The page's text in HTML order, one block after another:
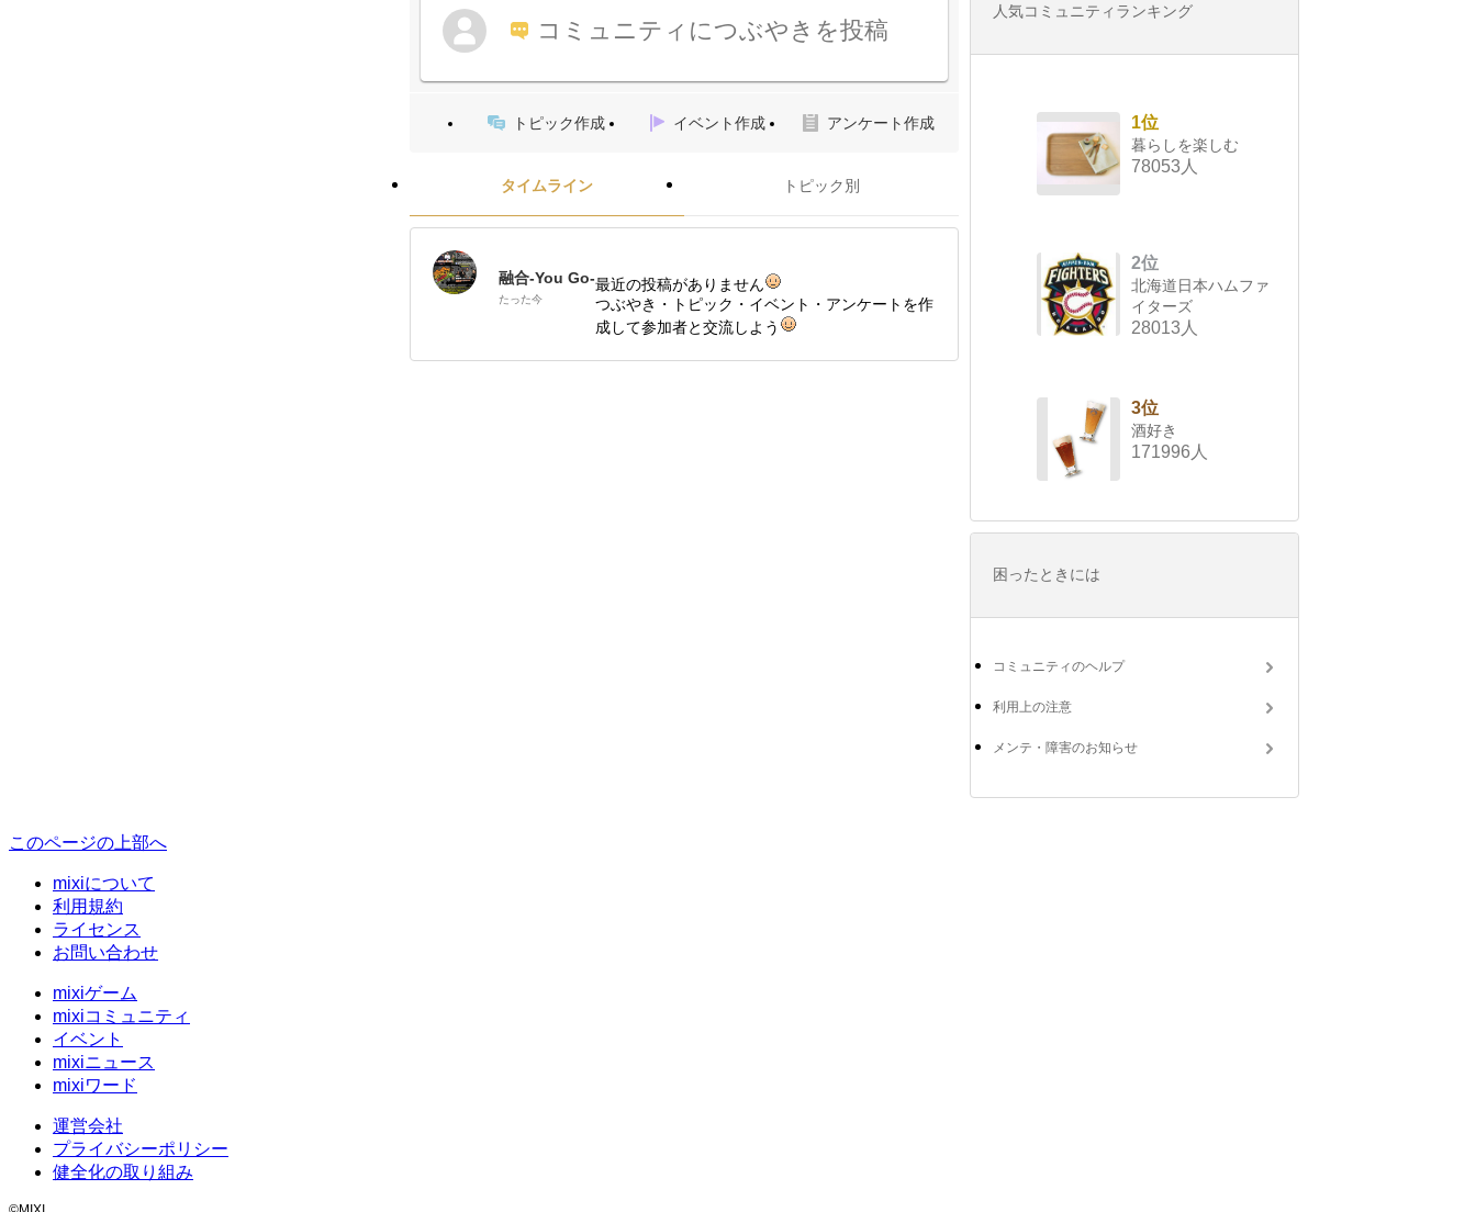
コミュニティにつぶやきを投稿
トピック作成 イベント作成 アンケート作成
タイムライン トピック別
融合-You Go-
たった今
最近の投稿がありません
つぶやき・トピック・イベント・アンケートを作
成して参加者と交流しよう
人気コミュニティランキング
1位
暮らしを楽しむ
78053人
2位
北海道日本ハムファ
イターズ
28013人
3位
酒好き
171996人
困ったときには
コミュニティのヘルプ
利用上の注意
メンテ・障害のお知らせ
このページの上部へ
mixiについて
利用規約
ライセンス
お問い合わせ
mixiゲーム
mixiコミュニティ
イベント
mixiニュース
mixiワード
運営会社
プライバシーポリシー
健全化の取り組み